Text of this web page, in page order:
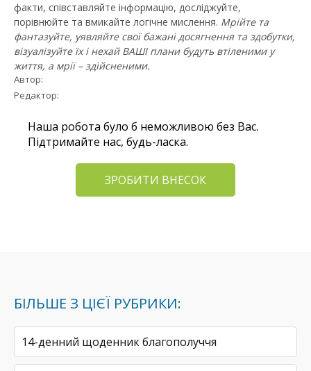
факти, співставляйте інформацію, досліджуйте,
порівнюйте та вмикайте логічне мислення. Мрійте та
фантазуйте, уявляйте свої бажані досягнення та здобутки,
візуалізуйте їх і нехай ВАШІ плани будуть втіленими у
життя, а мрії – здійсненими.
Автор:
Редактор:
Наша робота було б неможливою без Вас.
Підтримайте нас, будь-ласка.
ЗРОБИТИ ВНЕСОК
БІЛЬШЕ З ЦІЄЇ РУБРИКИ:
14-денний щоденник благополуччя